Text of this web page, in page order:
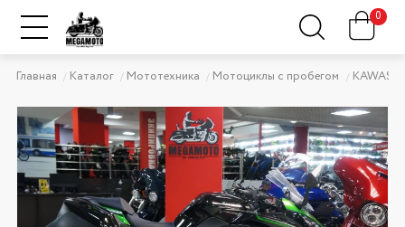
0
Главная Каталог Мототехника Мотоциклы с пробегом